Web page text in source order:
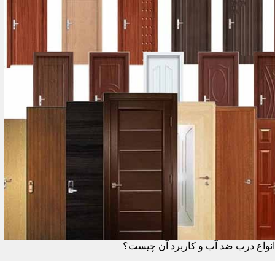
انواع درب ضد آب و کاربرد آن چیست؟